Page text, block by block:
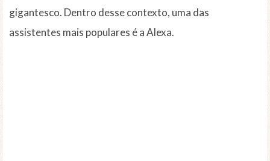
gigantesco. Dentro desse contexto, uma das
assistentes mais populares é a Alexa.